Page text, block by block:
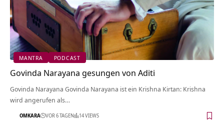
MANTRA PODCAST
Govinda Narayana gesungen von Aditi
Govinda Narayana Govinda Narayana ist ein Krishna Kirtan: Krishna
wird angerufen als…
OMKARA VOR 6 TAGEN 14 VIEWS